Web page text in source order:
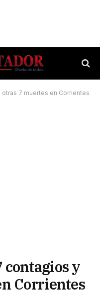
7 muertes en Corrientes
y
Corrientes